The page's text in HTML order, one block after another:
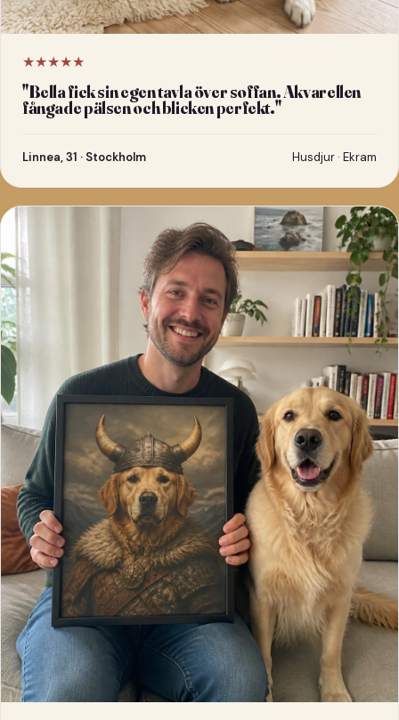
★★★★★
"Bella fick sin egen tavla över soffan. Akvarellen
fångade pälsen och blicken perfekt."
Linnea, 31 · Stockholm Husdjur · Ekram